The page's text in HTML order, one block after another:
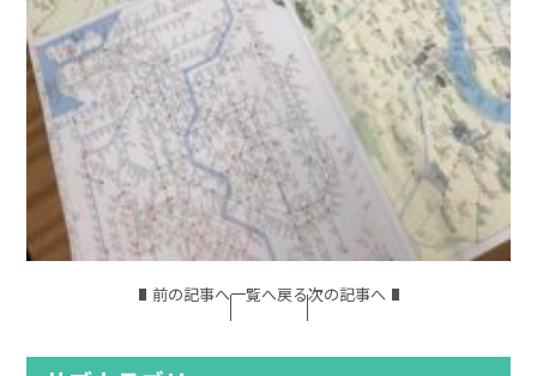
前の記事へ一覧へ戻る次の記事へ